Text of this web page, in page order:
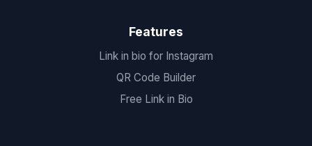
Features
Link in bio for Instagram
QR Code Builder
Free Link in Bio